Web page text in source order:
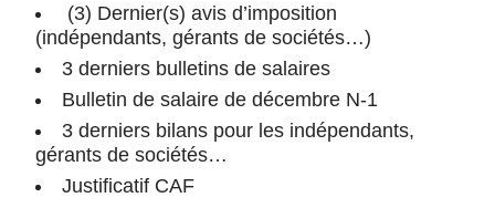
(3) Dernier(s) avis d’imposition
(indépendants, gérants de sociétés…)
3 derniers bulletins de salaires
Bulletin de salaire de décembre N-1
3 derniers bilans pour les indépendants,
gérants de sociétés…
Justificatif CAF
n
c
ti
o
s
d
e